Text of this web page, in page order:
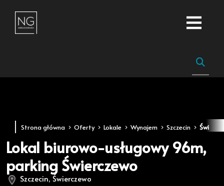
Strona główna Oferty Lokale Wynajem Szczecin
Lokal biurowo-usługowy 96m,
parking Świerczewo
Szczecin, Świerczewo